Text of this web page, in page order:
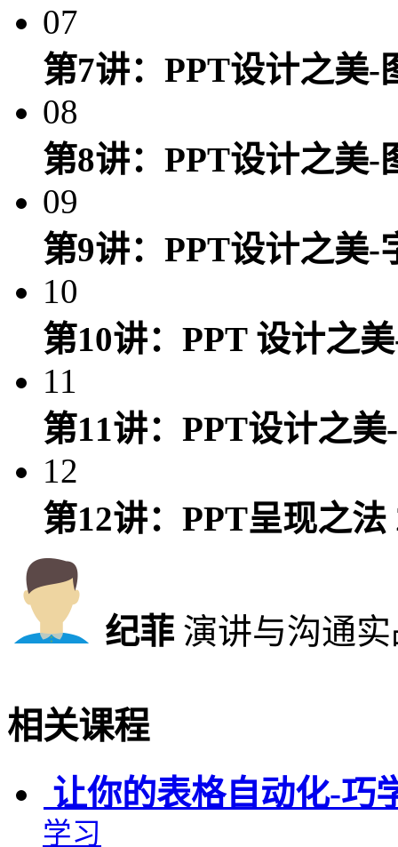
07
第7讲：PPT设计之美-
08
第8讲：PPT设计之美-
09
第9讲：PPT设计之美-
10
第10讲：PPT 设计之
11
第11讲：PPT设计之
12
第12讲：PPT呈现之法
纪菲 演讲与沟通
相关课程
让你的表格自动化-巧
学习